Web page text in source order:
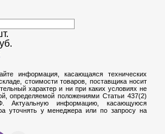
информация, касающаяся технических
стоимости товаров, поставщика носит
характер и ни при каких условиях не
определяемой положениями Статьи 437(2)
Актуальную информацию, касающуюся
уточнять у менеджера или по запросу на